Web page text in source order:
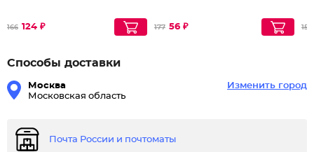
166 124 ₽ 177 56 ₽ 151
Способы доставки
Москва
Московская область
Изменить город
Почта России и почтоматы